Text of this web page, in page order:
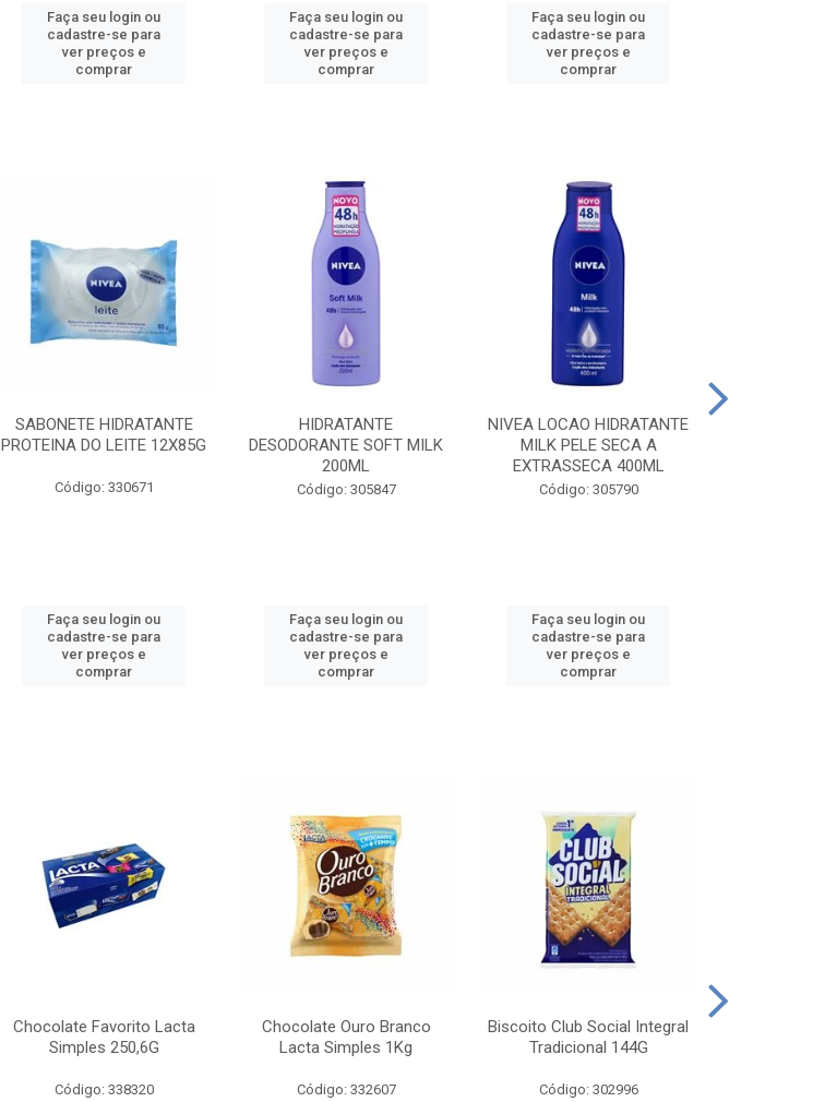
Faça seu login ou
cadastre-se para
ver preços e
comprar
Faça seu login ou
cadastre-se para
ver preços e
comprar
Faça seu login ou
cadastre-se para
ver preços e
comprar
SABONETE HIDRATANTE
PROTEINA DO LEITE 12X85G
Código: 330671
Faça seu login ou
cadastre-se para
ver preços e
comprar
HIDRATANTE
DESODORANTE SOFT MILK
200ML
Código: 305847
Faça seu login ou
cadastre-se para
ver preços e
comprar
NIVEA LOCAO HIDRATANTE
MILK PELE SECA A
EXTRASSECA 400ML
Código: 305790
Faça seu login ou
cadastre-se para
ver preços e
comprar
Chocolate Favorito Lacta
Simples 250,6G
Código: 338320
Chocolate Ouro Branco
Lacta Simples 1Kg
Código: 332607
Biscoito Club Social Integral
Tradicional 144G
Código: 302996